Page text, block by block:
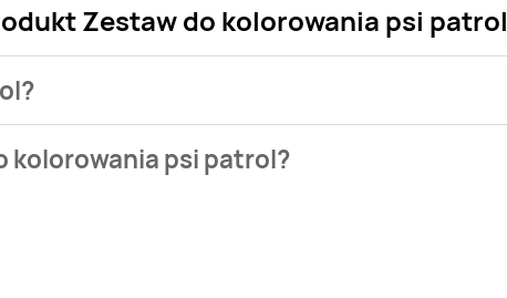
Zestaw do kolorowania psi patrol
kolorowania psi patrol?